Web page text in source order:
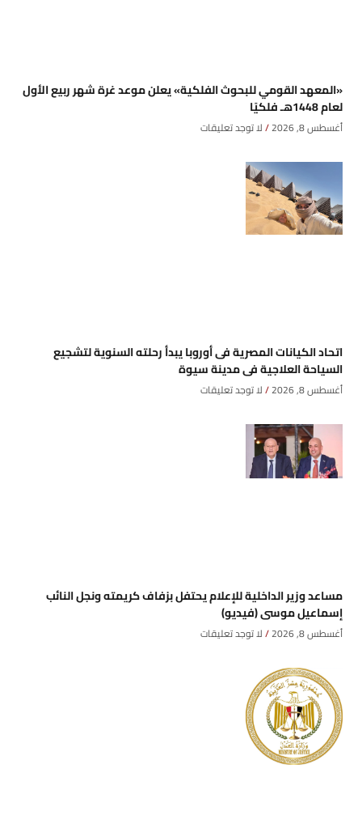
«المعهد القومي للبحوث الفلكية» يعلن موعد غرة شهر ربيع الأول
لعام 1448هـ فلكيًا
أغسطس 8, 2026 لا توجد تعليقات
اتحاد الكيانات المصرية فى أوروبا يبدأ رحلته السنوية لتشجيع
السياحة العلاجية فى مدينة سيوة
أغسطس 8, 2026 لا توجد تعليقات
مساعد وزير الداخلية للإعلام يحتفل بزفاف كريمته ونجل النائب
إسماعيل موسى (فيديو)
أغسطس 8, 2026 لا توجد تعليقات